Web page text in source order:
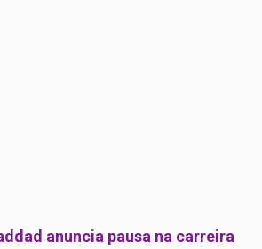
anuncia pausa na carreira